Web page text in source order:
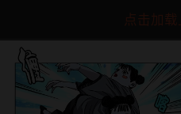
点击加